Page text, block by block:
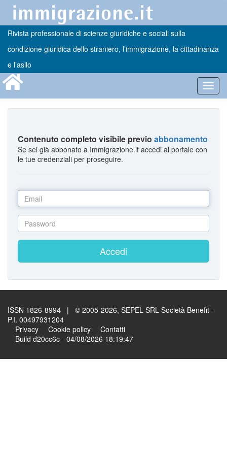
Rivista professionale di scienze giuridiche e sociali sulla
condizione giuridica dello straniero, l’immigrazione, la cittadinanza
e l’asilo
Contenuto completo visibile previo abbonamento
Se sei già abbonato a Immigrazione.it accedi al portale con
le tue credenziali per proseguire.
Accedi
ISSN 1826-8994 | © 2005-2026, SEPEL SRL Società Benefit -
P.I. 00497931204
Privacy
Cookie policy
Contatti
Build d20cc6c - 04/08/2026 18:19:47